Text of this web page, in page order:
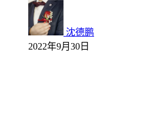
沈德鹏
2022年9月30日